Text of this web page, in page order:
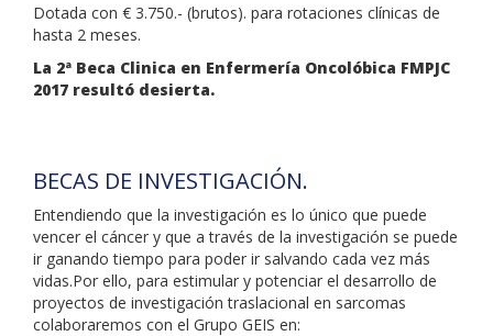
Dotada con € 3.750.- (brutos). para rotaciones clínicas de
hasta 2 meses.
La 2ª Beca Clinica en Enfermería Oncolóbica FMPJC
2017 resultó desierta.
BECAS DE INVESTIGACIÓN.
Entendiendo que la investigación es lo único que puede
vencer el cáncer y que a través de la investigación se puede
ir ganando tiempo para poder ir salvando cada vez más
vidas.Por ello, para estimular y potenciar el desarrollo de
proyectos de investigación traslacional en sarcomas
colaboraremos con el Grupo GEIS en: